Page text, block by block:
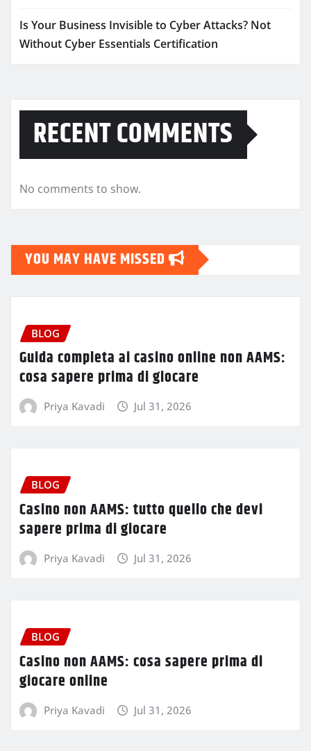
Is Your Business Invisible to Cyber Attacks? Not
Without Cyber Essentials Certification
RECENT COMMENTS
No comments to show.
YOU MAY HAVE MISSED
BLOG
Guida completa ai casino online non AAMS:
cosa sapere prima di giocare
Priya Kavadi Jul 31, 2026
BLOG
Casino non AAMS: tutto quello che devi
sapere prima di giocare
Priya Kavadi Jul 31, 2026
BLOG
Casino non AAMS: cosa sapere prima di
giocare online
Priya Kavadi Jul 31, 2026